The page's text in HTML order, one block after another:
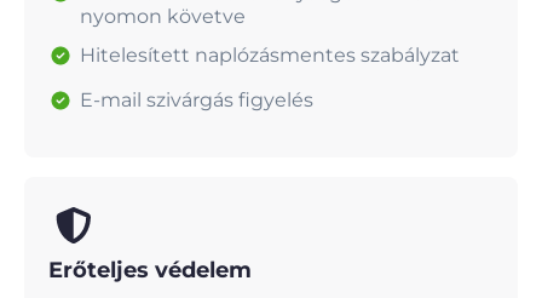
nyomon követve
Hitelesített naplózásmentes szabályzat
E-mail szivárgás figyelés
Erőteljes védelem